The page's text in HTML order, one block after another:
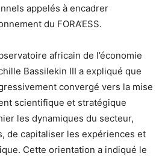
appelés à encadrer
du FORA’ESS.
africain de l’économie
Bassilekin III a expliqué que
convergé vers la mise
scientifique et stratégique
les dynamiques du secteur,
de capitaliser les expériences et
Cette orientation a indiqué le